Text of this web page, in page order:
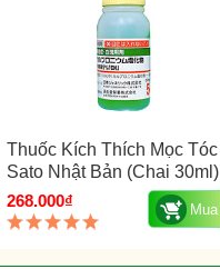
Thuốc Kích Thích Mọc Tóc
Sato Nhật Bản (chai 30ml)
268.000₫
Mua